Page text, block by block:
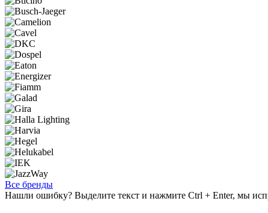
Все бренды
Нашли ошибку? Выделите текст и нажмите Ctrl + Enter, мы